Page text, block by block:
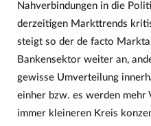
Nahverbindungen in die
derzeitigen Markttrends
steigt so der de facto
Bankensektor weiter an,
gewisse Umverteilung
einher bzw. es werden mehr
immer kleineren Kreis